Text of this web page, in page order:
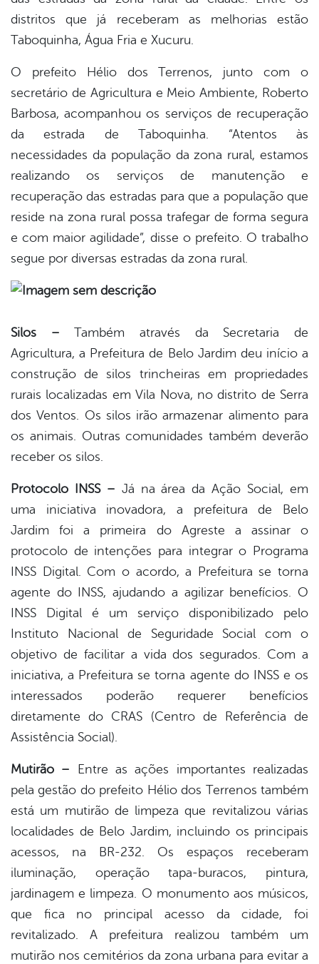
distritos que já receberam as melhorias estão
Taboquinha, Água Fria e Xucuru.
O prefeito Hélio dos Terrenos, junto com o
secretário de Agricultura e Meio Ambiente, Roberto
Barbosa, acompanhou os serviços de recuperação
da estrada de Taboquinha. “Atentos às
necessidades da população da zona rural, estamos
realizando os serviços de manutenção e
recuperação das estradas para que a população que
reside na zona rural possa trafegar de forma segura
e com maior agilidade”, disse o prefeito. O trabalho
segue por diversas estradas da zona rural.
Silos – Também através da Secretaria de
Agricultura, a Prefeitura de Belo Jardim deu início a
construção de silos trincheiras em propriedades
rurais localizadas em Vila Nova, no distrito de Serra
dos Ventos. Os silos irão armazenar alimento para
os animais. Outras comunidades também deverão
receber os silos.
Protocolo INSS – Já na área da Ação Social, em
uma iniciativa inovadora, a prefeitura de Belo
Jardim foi a primeira do Agreste a assinar o
protocolo de intenções para integrar o Programa
INSS Digital. Com o acordo, a Prefeitura se torna
agente do INSS, ajudando a agilizar benefícios. O
INSS Digital é um serviço disponibilizado pelo
Instituto Nacional de Seguridade Social com o
objetivo de facilitar a vida dos segurados. Com a
iniciativa, a Prefeitura se torna agente do INSS e os
interessados poderão requerer benefícios
diretamente do CRAS (Centro de Referência de
Assistência Social).
Mutirão – Entre as ações importantes realizadas
pela gestão do prefeito Hélio dos Terrenos também
está um mutirão de limpeza que revitalizou várias
localidades de Belo Jardim, incluindo os principais
acessos, na BR-232. Os espaços receberam
iluminação, operação tapa-buracos, pintura,
jardinagem e limpeza. O monumento aos músicos,
que fica no principal acesso da cidade, foi
revitalizado. A prefeitura realizou também um
mutirão nos cemitérios da zona urbana para evitar a